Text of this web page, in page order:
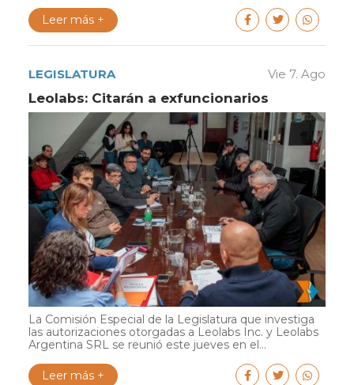
Leer más +
LEGISLATURA Vie 7. Ago
Leolabs: Citarán a exfuncionarios
La Comisión Especial de la Legislatura que investiga
las autorizaciones otorgadas a Leolabs Inc. y Leolabs
Argentina SRL se reunió este jueves en el...
Leer más +